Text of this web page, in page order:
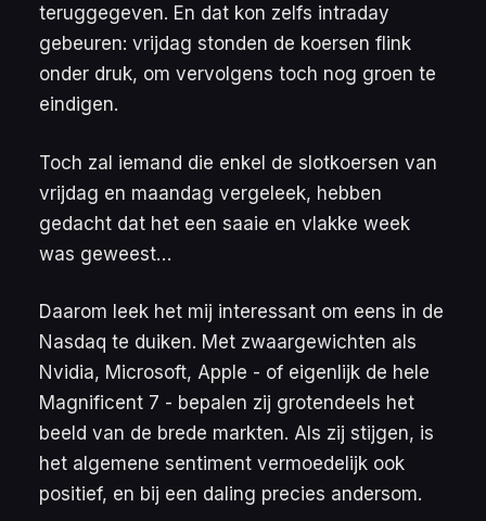
teruggegeven. En dat kon zelfs intraday
gebeuren: vrijdag stonden de koersen flink
onder druk, om vervolgens toch nog groen te
eindigen.
Toch zal iemand die enkel de slotkoersen van
vrijdag en maandag vergeleek, hebben
gedacht dat het een saaie en vlakke week
was geweest…
Daarom leek het mij interessant om eens in de
Nasdaq te duiken. Met zwaargewichten als
Nvidia, Microsoft, Apple - of eigenlijk de hele
Magnificent 7 - bepalen zij grotendeels het
beeld van de brede markten. Als zij stijgen, is
het algemene sentiment vermoedelijk ook
positief, en bij een daling precies andersom.